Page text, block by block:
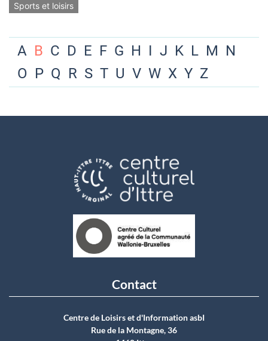
Sports et loisirs
A B C D E F G H I J K L M N
O P Q R S T U V W X Y Z
Contact
Centre de Loisirs et d'Information asbI
Rue de la Montagne, 36